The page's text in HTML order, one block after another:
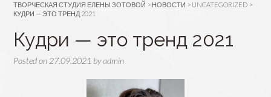
ТВОРЧЕСКАЯ СТУДИЯ ЕЛЕНЫ ЗОТОВОЙ > НОВОСТИ > UNCATEGORIZED >
КУДРИ — ЭТО ТРЕНД 2021
Кудри — это тренд 2021
Posted on 27.09.2021 byadmin